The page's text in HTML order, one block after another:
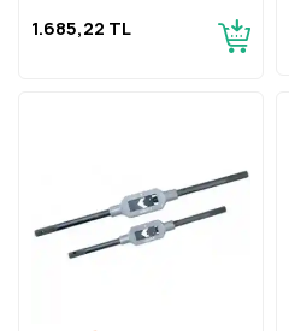
1.685,22 TL